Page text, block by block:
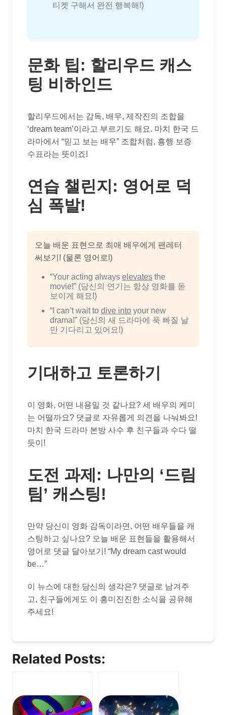
티켓 구해서 완전 행복해!)
문화 팁: 할리우드 캐스
팅 비하인드
할리우드에서는 감독, 배우, 제작진의 조합을
‘dream team’이라고 부르기도 해요. 마치 한국 드
라마에서 “믿고 보는 배우” 조합처럼, 흥행 보증
수표라는 뜻이죠!
연습 챌린지: 영어로 덕
심 폭발!
오늘 배운 표현으로 최애 배우에게 팬레터
써보기! (물론 영어로!)
“Your acting always elevates the
movie!” (당신의 연기는 항상 영화를 돋
보이게 해요!)
“I can’t wait to dive into your new
drama!” (당신의 새 드라마에 푹 빠질 날
만 기다리고 있어요!)
기대하고 토론하기
이 영화, 어떤 내용일 것 같나요? 세 배우의 케미
는 어떨까요? 댓글로 자유롭게 의견을 나눠봐요!
마치 한국 드라마 본방 사수 후 친구들과 수다 떨
듯이!
도전 과제: 나만의 ‘드림
팀’ 캐스팅!
만약 당신이 영화 감독이라면, 어떤 배우들을 캐
스팅하고 싶나요? 오늘 배운 표현들을 활용해서
영어로 댓글 달아보기! “My dream cast would
be…”
이 뉴스에 대한 당신의 생각은? 댓글로 남겨주
고, 친구들에게도 이 흥미진진한 소식을 공유해
주세요!
Related Posts: